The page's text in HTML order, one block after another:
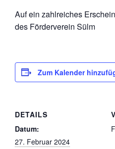
Auf ein zahlreiches
des Förderverein Sülm
Zum Kalender
DETAILS
Datum:
27. Februar 2024